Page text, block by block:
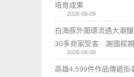
培育成果
2026-08-09
白海豚外圍環流遇大潮
30多商家受害 謝國樑
2026-08-09
高雄4,599件作品傳遞